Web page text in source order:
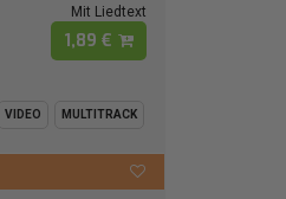
Mit Liedtext
1,89 €
VIDEO MULTITRACK